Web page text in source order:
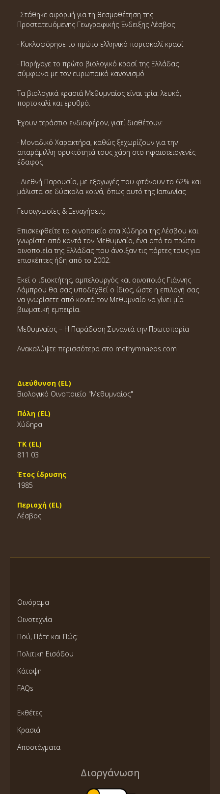
· Στάθηκε αφορμή για τη θεσμοθέτηση της
Προστατευόμενης Γεωγραφικής Ένδειξης Λέσβος
· Κυκλοφόρησε το πρώτο ελληνικό πορτοκαλί κρασί
· Παρήγαγε το πρώτο βιολογικό κρασί της Ελλάδας
σύμφωνα με τον ευρωπαϊκό κανονισμό
Τα βιολογικά κρασιά Μεθυμναίος είναι τρία: λευκό,
πορτοκαλί και ερυθρό.
Έχουν τεράστιο ενδιαφέρον, γιατί διαθέτουν:
· Μοναδικό Χαρακτήρα, καθώς ξεχωρίζουν για την
απαράμιλλη ορυκτότητά τους χάρη στο ηφαιστειογενές
έδαφος
· Διεθνή Παρουσία, με εξαγωγές που φτάνουν το 62% και
μάλιστα σε δύσκολα κοινά, όπως αυτό της Ιαπωνίας
Γευσιγνωσίες & Ξεναγήσεις:
Επισκεφθείτε το οινοποιείο στα Χύδηρα της Λέσβου και
γνωρίστε από κοντά τον Μεθυμναίο, ένα από τα πρώτα
οινοποιεία της Ελλάδας που άνοιξαν τις πόρτες τους για
επισκέπτες ήδη από το 2002.
Εκεί ο ιδιοκτήτης, αμπελουργός και οινοποιός Γιάννης
Λάμπρου θα σας υποδεχθεί ο ίδιος, ώστε η επιλογή σας
να γνωρίσετε από κοντά τον Μεθυμναίο να γίνει μία
βιωματική εμπειρία.
Μεθυμναίος – Η Παράδοση Συναντά την Πρωτοπορία
Ανακαλύψτε περισσότερα στο methymnaeos.com
Διεύθυνση (EL)
Βιολογικό Οινοποιείο "Μεθυμναίος"
Πόλη (EL)
Χύδηρα
ΤΚ (EL)
811 03
Έτος ίδρυσης
1985
Περιοχή (EL)
Λέσβος
Οινόραμα
Οινοτεχνία
Πού, Πότε και Πώς;
Πολιτική Εισόδου
Κάτοψη
FAQs
Εκθέτες
Κρασιά
Αποστάγματα
Διοργάνωση